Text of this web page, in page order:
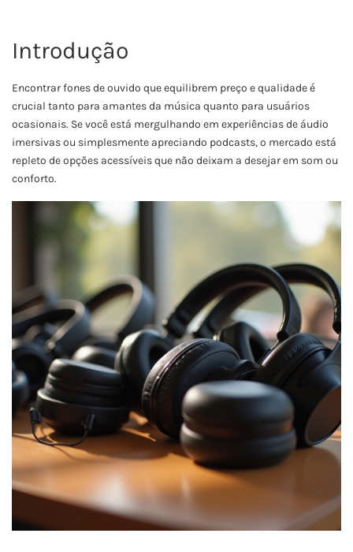
Introdução
Encontrar fones de ouvido que equilibrem preço e qualidade é
crucial tanto para amantes da música quanto para usuários
ocasionais. Se você está mergulhando em experiências de áudio
imersivas ou simplesmente apreciando podcasts, o mercado está
repleto de opções acessíveis que não deixam a desejar em som ou
conforto.